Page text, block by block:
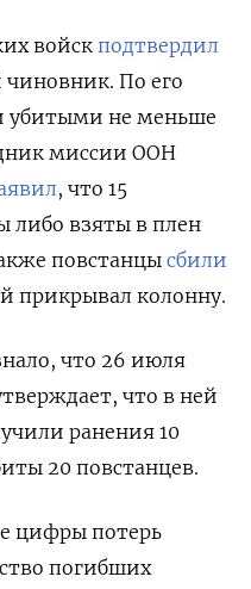
войск подтвердил
чиновник. По его
убитыми не меньше
миссии ООН
, что 15
либо взяты в плен
повстанцы сбили
прикрывал колонну.
что 26 июля
что в ней
ранения 10
20 повстанцев.
цифры потерь
погибших